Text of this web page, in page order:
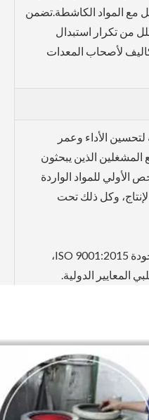
مع المواد الكاشطة.تضمن
من تكرار استبدال
لأصحاب المعدات
الأداء وعمر
المشغلين الذين يبحثون
الأولي للمواد الواردة
وكل ذلك تحت
نحن نلتزم بدقة بنظام مراقبة الجودة ISO 9001:2015،
المعايير الدولية.